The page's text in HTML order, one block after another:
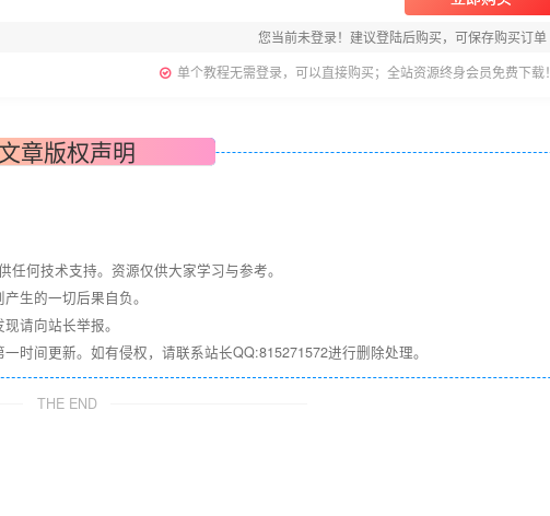
您当前未登录！建议登陆后购买，可保存购买订单
单个教程无需登录，可以直接购买；全站资源终身会员免费下载！
章版权声明
何技术支持。资源仅供大家学习与参考。
生的一切后果自负。
请向站长举报。
时间更新。如有侵权，请联系站长QQ:815271572进行删除处理。
THE END